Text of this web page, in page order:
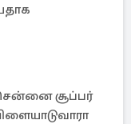
சூப்பர்